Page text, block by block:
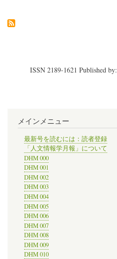
立
一
次
世
界
大
ISSN 2189-1621 Published by:
メインメニュー
最新号を読むには：読者登録
「人文情報学月報」について
DHM 000
DHM 001
DHM 002
DHM 003
DHM 004
DHM 005
DHM 006
DHM 007
DHM 008
DHM 009
DHM 010